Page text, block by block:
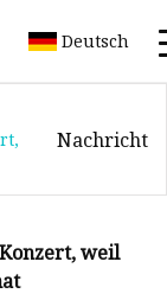
Deutsch
Nachricht
weil